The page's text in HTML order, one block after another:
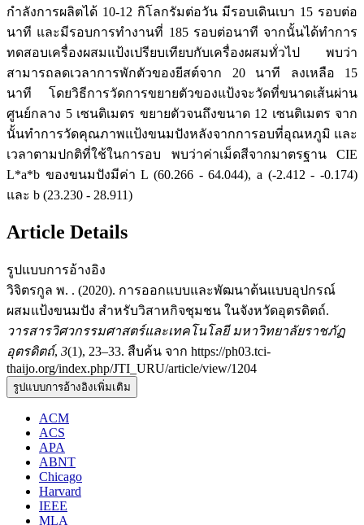
กำลังการผลิตได้ 10-12 กิโลกรัมต่อวัน มีรอบเดินเบา 15 รอบต่อ
นาที และมีรอบการทำงานที่ 185 รอบต่อนาที จากนั้นได้ทำการ
ทดสอบเครื่องผสมแป้งเปรียบเทียบกับเครื่องผสมทั่วไป พบว่า
สามารถลดเวลาการพักตัวของยีสต์จาก 20 นาที ลงเหลือ 15
นาที โดยวิธีการวัดการขยายตัวของแป้งจะวัดที่ขนาดเส้นผ่าน
ศูนย์กลาง 5 เซนติเมตร ขยายตัวจนถึงขนาด 12 เซนติเมตร จาก
นั้นทำการวัดคุณภาพแป้งขนมปังหลังจากการอบที่อุณหภูมิ และ
เวลาตามปกติที่ใช้ในการอบ พบว่าค่าเม็ดสีจากมาตรฐาน CIE
L*a*b ของขนมปังมีค่า L (60.266 - 64.044), a (-2.412 - -0.174)
และ b (23.230 - 28.911)
Article Details
รูปแบบการอ้างอิง
วิจิตรกูล พ. . (2020). การออกแบบและพัฒนาต้นแบบอุปกรณ์
ผสมแป้งขนมปัง สำหรับวิสาหกิจชุมชน ในจังหวัดอุตรดิตถ์.
วารสารวิศวกรรมศาสตร์และเทคโนโลยี มหาวิทยาลัยราชภัฏ
อุตรดิตถ์, 3(1), 23–33. สืบค้น จาก https://ph03.tci-
thaijo.org/index.php/JTI_URU/article/view/1204
รูปแบบการอ้างอิงเพิ่มเติม
ACM
ACS
APA
ABNT
Chicago
Harvard
IEEE
MLA